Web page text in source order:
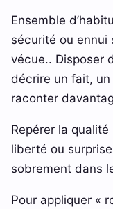
Ensemble
sécurité ou ennui
vécue.. Disposer
décrire un fait,
raconter
Repérer la
liberté ou
sobrement dans
Pour appliquer «